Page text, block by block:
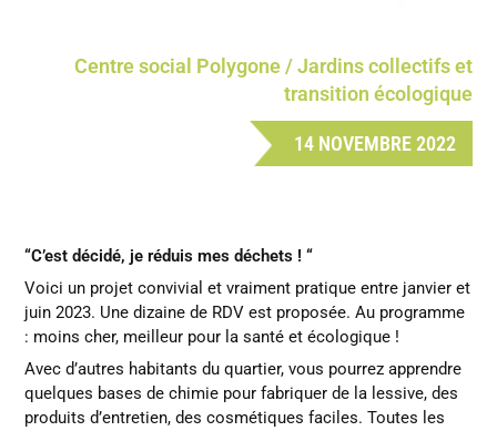
Centre social Polygone / Jardins collectifs et
transition écologique
14 NOVEMBRE 2022
“C’est décidé, je réduis mes déchets ! “
Voici un projet convivial et vraiment pratique entre janvier et
juin 2023. Une dizaine de RDV est proposée. Au programme
: moins cher, meilleur pour la santé et écologique !
Avec d’autres habitants du quartier, vous pourrez apprendre
quelques bases de chimie pour fabriquer de la lessive, des
produits d’entretien, des cosmétiques faciles. Toutes les